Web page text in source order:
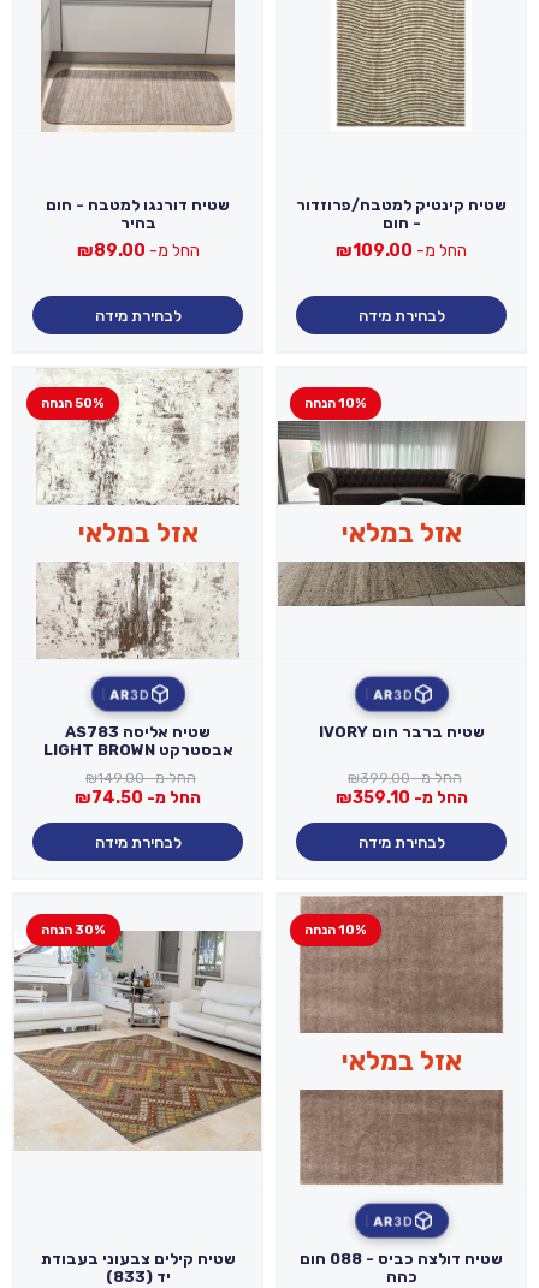
שטיח קינטיק למטבח/פרוזדור
- חום
החל מ- ₪109.00
לבחירת מידה
שטיח דורנגו למטבח - חום
בהיר
החל מ- ₪89.00
לבחירת מידה
אזל במלאי
10% הנחה
3D
AR
שטיח ברבר חום IVORY
החל מ- ₪399.00
החל מ- ₪359.10
לבחירת מידה
אזל במלאי
50% הנחה
3D
AR
שטיח אליסה AS783
אבסטרקט LIGHT BROWN
החל מ- ₪149.00
החל מ- ₪74.50
לבחירת מידה
אזל במלאי
10% הנחה
3D
AR
שטיח דולצה כביס - 088 חום
כהה
30% הנחה
שטיח קילים צבעוני בעבודת
יד (833)